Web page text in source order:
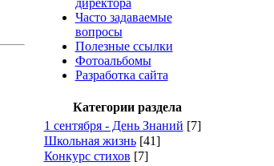
директора
Часто задаваемые
вопросы
Полезные ссылки
Фотоальбомы
Разработка сайта
Категории раздела
1 сентября - День Знаний [7]
Школьная жизнь [41]
Конкурс стихов [7]